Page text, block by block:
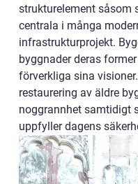
strukturelement såsom
centrala i många
infrastrukturprojekt.
byggnader deras
förverkliga sina
restaurering av äldre
noggrannhet samtidigt
uppfyller dagens